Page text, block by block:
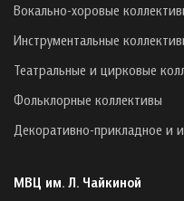
Вокально-хоровые
Инструментальные
Театральные и цирковые
Фольклорные коллективы
Декоративно-прикладное и
МВЦ им. Л. Чайкиной